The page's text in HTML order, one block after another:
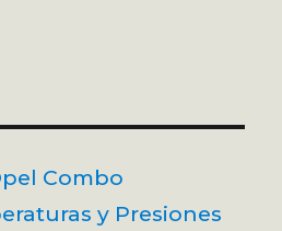
Combo
y Presiones